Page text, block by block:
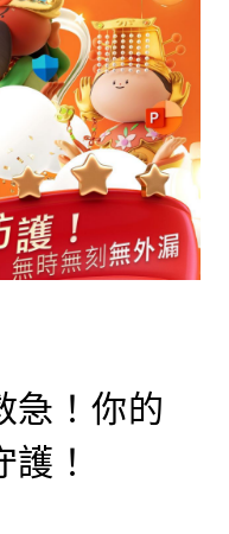
急！你的
！